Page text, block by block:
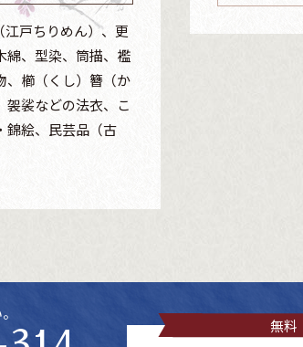
戸ちりめん）、更
綿、型染、筒描、襤
、櫛（くし）簪（か
袈裟などの法衣、こ
錦絵、民芸品（古
無料